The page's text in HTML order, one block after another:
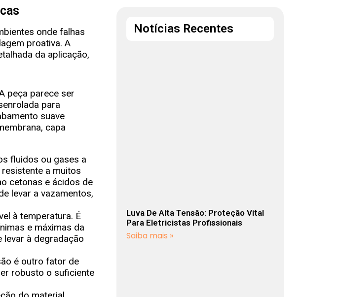
onde falhas
proativa. A
da aplicação,
fluidos ou gases a
a muitos
cetonas e ácidos de
levar a vazamentos,
à temperatura. É
e máximas da
levar à degradação
é outro fator de
robusto o suficiente
Notícias Recentes
Luva De Alta Tensão: Proteção Vital
Para Eletricistas Profissionais
Saiba mais »